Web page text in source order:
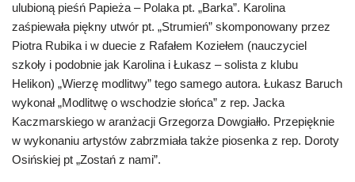
ulubioną pieśń Papieża – Polaka pt. „Barka”. Karolina
zaśpiewała piękny utwór pt. „Strumień” skomponowany przez
Piotra Rubika i w duecie z Rafałem Koziełem (nauczyciel
szkoły i podobnie jak Karolina i Łukasz – solista z klubu
Helikon) „Wierzę modlitwy” tego samego autora. Łukasz Baruch
wykonał „Modlitwę o wschodzie słońca” z rep. Jacka
Kaczmarskiego w aranżacji Grzegorza Dowgiałło. Przepięknie
w wykonaniu artystów zabrzmiała także piosenka z rep. Doroty
Osińskiej pt „Zostań z nami”.